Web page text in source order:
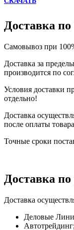
Доставка
Самовывоз при
Доставка за
производится по
Условия доставки
отдельно!
Доставка
после оплаты
Точные сроки
Доставка
Доставка
Деловые
Автотрейдинг;